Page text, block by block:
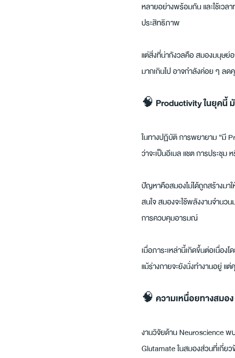
หลายอย่างพร้อมกัน และใช้เว
ประสิทธิภาพ
แต่สิ่งที่น่ากังวลคือ สมองมนุษย์อ
มากเกินไป อาจกำลังค่อย ๆ ลด
🧠 Productivity ในยุคนี้
ในทางปฏิบัติ การพยายาม “มี
ว่าจะเป็นอีเมล แชต การประชุม
ปัญหาคือสมองไม่ได้ถูกสร้างมา
สนใจ สมองจะใช้พลังงานจำนว
การควบคุมอารมณ์
เมื่อภาระเหล่านี้เกิดขึ้นต่อเนื่อ
แม้ร่างกายจะยังนั่งทำงานอยู่ แ
🧠 ความเหนื่อยทางสมอง
งานวิจัยด้าน Neuroscience พ
Glutamate ในสมองส่วนที่เกี่ย